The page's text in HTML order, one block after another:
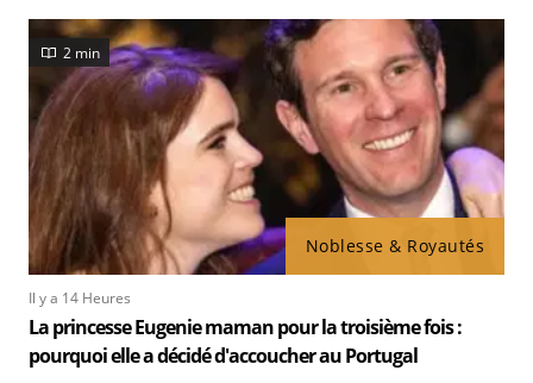
Noblesse & Royautés
2 min
Il y a 14 Heures
La princesse Eugenie maman pour la troisième fois :
pourquoi elle a décidé d'accoucher au Portugal